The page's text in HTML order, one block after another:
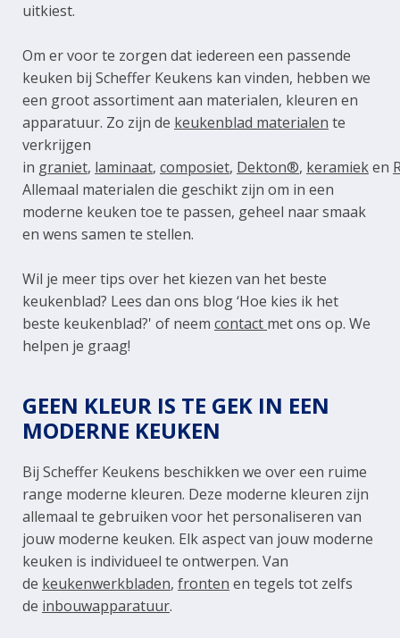
uitkiest.
Om er voor te zorgen dat iedereen een passende
keuken bij Scheffer Keukens kan vinden, hebben we
een groot assortiment aan materialen, kleuren en
apparatuur. Zo zijn de keukenblad materialen te
verkrijgen
in graniet, laminaat, composiet, Dekton®, keramieken
Allemaal materialen die geschikt zijn om in een
moderne keuken toe te passen, geheel naar smaak
en wens samen te stellen.
Wil je meer tips over het kiezen van het beste
keukenblad? Lees dan ons blog‘Hoe kies ik het
beste keukenblad?' of neem contact met ons op. We
helpen je graag!
GEEN KLEUR IS TE GEK IN EEN
MODERNE KEUKEN
Bij Scheffer Keukens beschikken we over een ruime
range moderne kleuren. Deze moderne kleuren zijn
allemaal te gebruiken voor het personaliseren van
jouw moderne keuken. Elk aspect van jouw moderne
keuken is individueel te ontwerpen. Van
de keukenwerkbladen, fronten en tegels tot zelfs
de inbouwapparatuur.